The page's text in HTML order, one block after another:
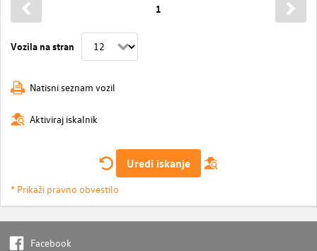
Vozila na stran
1
Natisni seznam vozil
Aktiviraj iskalnik
Uredi iskanje
* Prikaži pravno obvestilo
Facebook